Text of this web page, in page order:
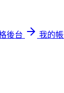
後台
我的